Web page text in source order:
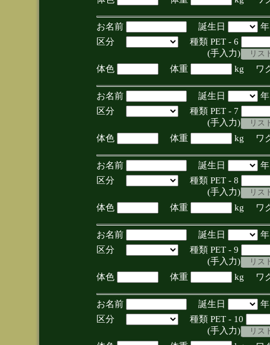
お名前 誕生日
区分
種類 PET - 6
(手入力)
体色
体重 kg ワ
お名前 誕生日
区分
種類 PET - 7
(手入力)
体色
体重 kg ワ
お名前 誕生日
区分
種類 PET - 8
(手入力)
体色
体重 kg ワ
お名前 誕生日
区分
種類 PET - 9
(手入力)
体色
体重 kg ワ
お名前 誕生日
区分
種類 PET - 10
(手入力)